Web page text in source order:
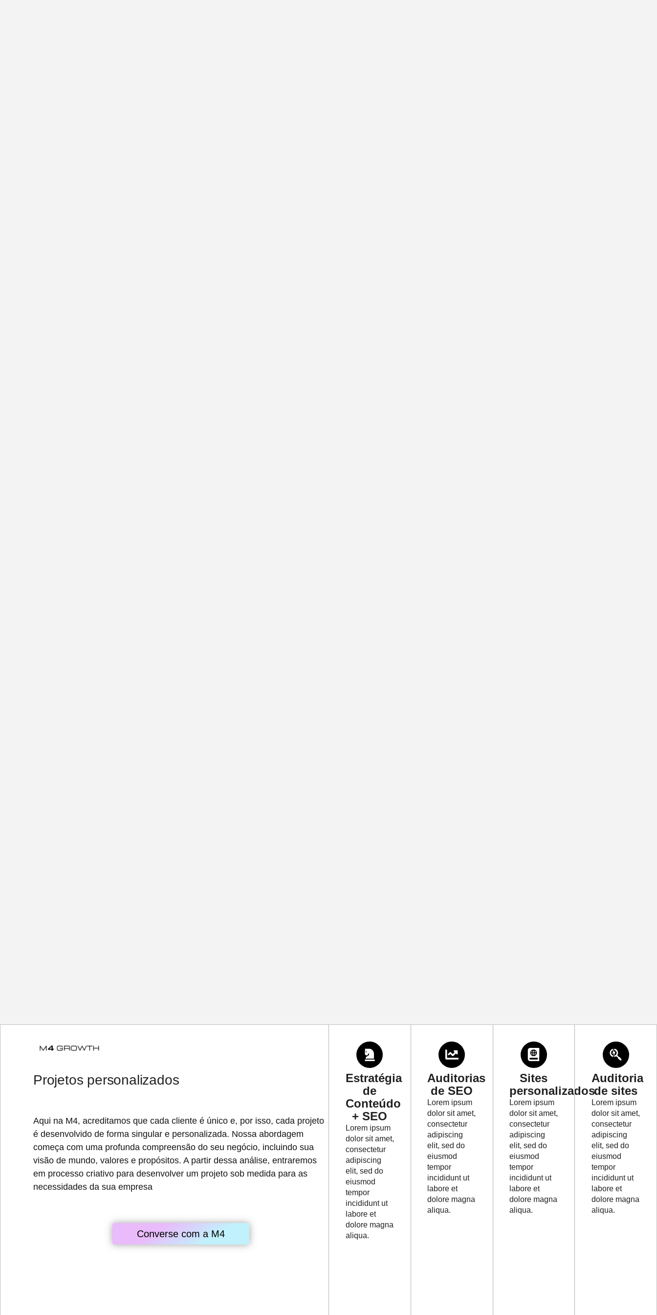
Projetos personalizados
Aqui na M4, acreditamos que cada cliente é único e, por isso, cada projeto
é desenvolvido de forma singular e personalizada. Nossa abordagem
começa com uma profunda compreensão do seu negócio, incluindo sua
visão de mundo, valores e propósitos. A partir dessa análise, entraremos
em processo criativo para desenvolver um projeto sob medida para as
necessidades da sua empresa
Converse com a M4
Estratégia
de
Conteúdo
+ SEO
Lorem ipsum
dolor sit amet,
consectetur
adipiscing
elit, sed do
eiusmod
tempor
incididunt ut
labore et
dolore magna
aliqua.
Auditorias
de SEO
Lorem ipsum
dolor sit amet,
consectetur
adipiscing
elit, sed do
eiusmod
tempor
incididunt ut
labore et
dolore magna
aliqua.
Sites
personalizados
Lorem ipsum
dolor sit amet,
consectetur
adipiscing
elit, sed do
eiusmod
tempor
incididunt ut
labore et
dolore magna
aliqua.
Auditoria
de sites
Lorem ipsum
dolor sit amet,
consectetur
adipiscing
elit, sed do
eiusmod
tempor
incididunt ut
labore et
dolore magna
aliqua.